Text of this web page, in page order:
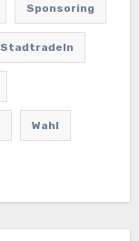
Sponsoring
Stadtradeln
Wahl